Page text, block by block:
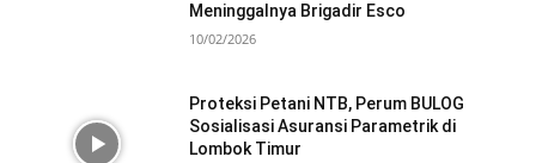
Meninggalnya Brigadir Esco
10/02/2026
Proteksi Petani NTB, Perum BULOG
Sosialisasi Asuransi Parametrik di
Lombok Timur